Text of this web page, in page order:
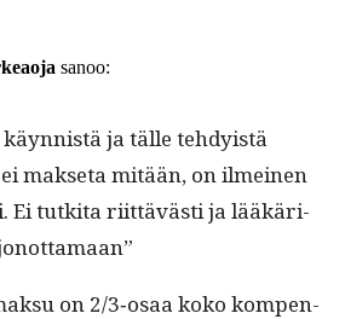
sanoo:
ja tälle tehdy­istä
mak­se­ta mitään, on ilmeinen
Ei tutki­ta riit­tävästi ja lääkäri­
on 2/3‑osaa koko kom­pen­